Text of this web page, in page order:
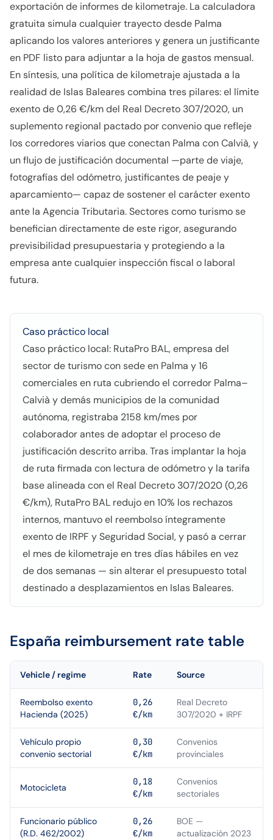
exportación de informes de kilometraje. La calculadora
gratuita simula cualquier trayecto desde Palma
aplicando los valores anteriores y genera un justificante
en PDF listo para adjuntar a la hoja de gastos mensual.
En síntesis, una política de kilometraje ajustada a la
realidad de Islas Baleares combina tres pilares: el límite
exento de 0,26 €/km del Real Decreto 307/2020, un
suplemento regional pactado por convenio que refleje
los corredores viarios que conectan Palma con Calvià, y
un flujo de justificación documental —parte de viaje,
fotografías del odómetro, justificantes de peaje y
aparcamiento— capaz de sostener el carácter exento
ante la Agencia Tributaria. Sectores como turismo se
benefician directamente de este rigor, asegurando
previsibilidad presupuestaria y protegiendo a la
empresa ante cualquier inspección fiscal o laboral
futura.
Caso práctico local
Caso práctico local: RutaPro BAL, empresa del
sector de turismo con sede en Palma y 16
comerciales en ruta cubriendo el corredor Palma–
Calvià y demás municipios de la comunidad
autónoma, registraba 2158 km/mes por
colaborador antes de adoptar el proceso de
justificación descrito arriba. Tras implantar la hoja
de ruta firmada con lectura de odómetro y la tarifa
base alineada con el Real Decreto 307/2020 (0,26
€/km), RutaPro BAL redujo en 10% los rechazos
internos, mantuvo el reembolso íntegramente
exento de IRPF y Seguridad Social, y pasó a cerrar
el mes de kilometraje en tres días hábiles en vez
de dos semanas — sin alterar el presupuesto total
destinado a desplazamientos en Islas Baleares.
España reimbursement rate table
Vehicle / regime Rate Source
Reembolso exento
Hacienda (2025)
0,26
€/km
Real Decreto
307/2020 + IRPF
Vehículo propio
convenio sectorial
0,30
€/km
Convenios
provinciales
Motocicleta
0,18
€/km
Convenios
sectoriales
Funcionario público
(R.D. 462/2002)
0,26
€/km
BOE —
actualización 2023